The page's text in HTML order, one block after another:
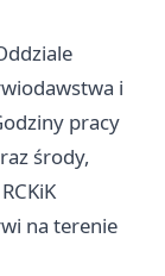
i
pracy
środy,
na terenie